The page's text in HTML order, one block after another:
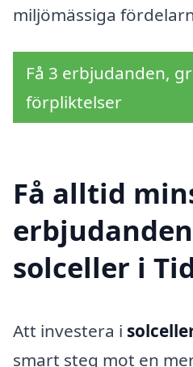
miljömässiga
Få 3 erbjudanden,
förpliktelser
Få alltid
solceller i
Att investera i
smart steg mot en